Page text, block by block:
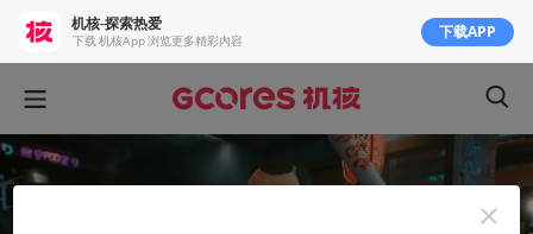
机核-探索热爱
下载 机核App 浏览更多精彩内容 下载APP